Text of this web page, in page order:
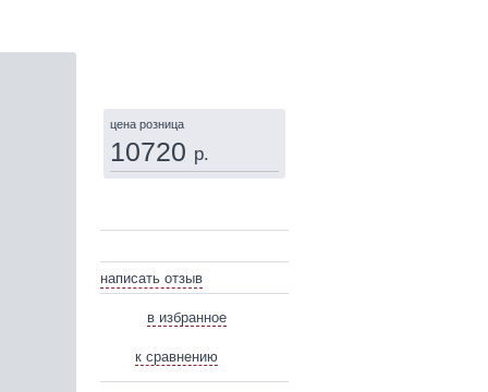
цена розница
10720 р.
написать отзыв
в избранное
к сравнению